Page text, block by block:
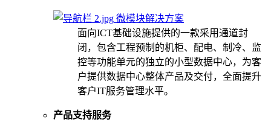
微模块解决方案
面向ICT基础设施提供的一款采用通道封
闭，包含工程预制的机柜、配电、制冷、监
控等功能单元的独立的小型数据中心，为客
户提供数据中心整体产品及交付，全面提升
客户IT服务管理水平。
产品支持服务